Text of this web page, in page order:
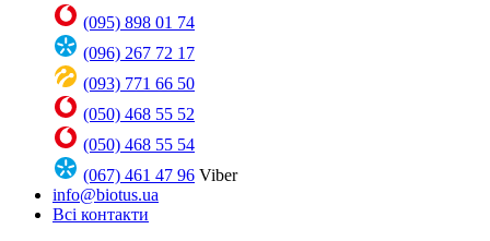
(095) 898 01 74
(096) 267 72 17
(093) 771 66 50
(050) 468 55 52
(050) 468 55 54
(067) 461 47 96 Viber
info@biotus.ua
Всі контакти